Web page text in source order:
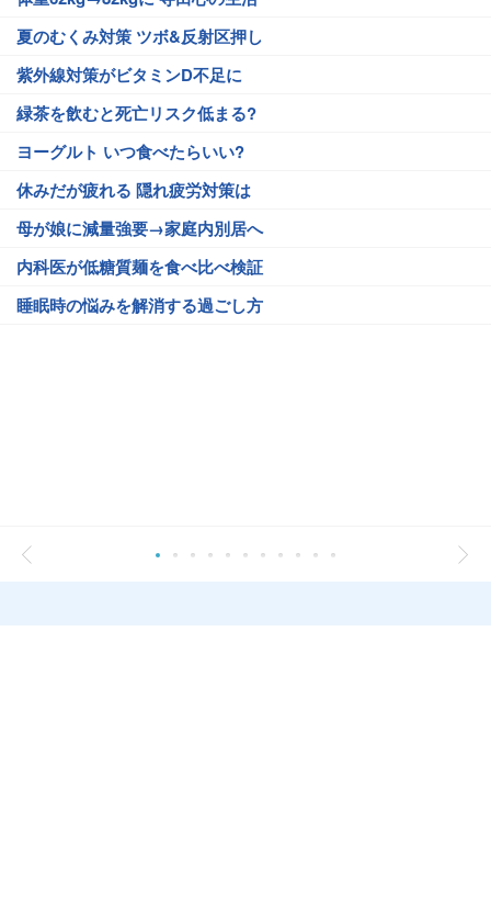
夏のむくみ対策 ツボ&反射区押し
紫外線対策がビタミンD不足に
緑茶を飲むと死亡リスク低まる?
ヨーグルト いつ食べたらいい?
休みだが疲れる 隠れ疲労対策は
母が娘に減量強要→家庭内別居へ
内科医が低糖質麺を食べ比べ検証
睡眠時の悩みを解消する過ごし方